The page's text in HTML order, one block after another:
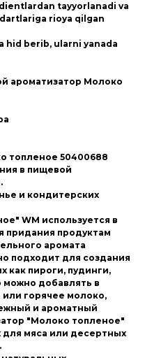
tayyorlanadi va
rioya qilgan
hid berib, ularni yanada
ароматизатор Молоко
топленое 50400688
в пищевой
и кондитерских
WM используется в
продуктам
аромата
подходит для создания
как пироги, пудинги,
добавлять в
или горячее молоко,
и ароматный
"Молоко топленое"
для мяса или десертных